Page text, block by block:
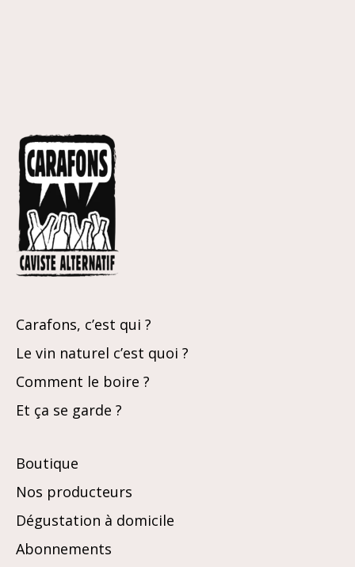
Carafons, c’est qui ?
Le vin naturel c’est quoi ?
Comment le boire ?
Et ça se garde ?
Boutique
Nos producteurs
Dégustation à domicile
Abonnements